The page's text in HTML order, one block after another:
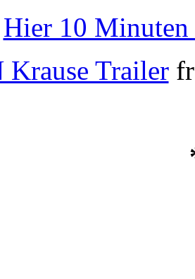
Hier 10 Minuten
Krause Trailer